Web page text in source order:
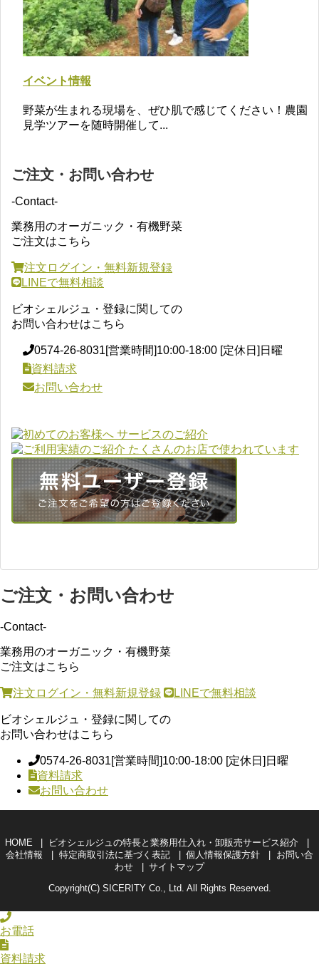
イベント情報
野菜が生まれる現場を、ぜひ肌で感じてください！農園
見学ツアーを随時開催して...
ご注文・お問い合わせ
-Contact-
業務用のオーガニック・有機野菜
ご注文はこちら
注文ログイン・無料新規登録
LINEで無料相談
ビオシェルジュ・登録に関しての
お問い合わせはこちら
0574-26-8031[営業時間]10:00-18:00 [定休日]日曜
資料請求
お問い合わせ
ご注文・お問い合わせ
-Contact-
業務用のオーガニック・有機野菜
ご注文はこちら
注文ログイン・無料新規登録 LINEで無料相談
ビオシェルジュ・登録に関しての
お問い合わせはこちら
0574-26-8031[営業時間]10:00-18:00 [定休日]日曜
資料請求
お問い合わせ
HOME
ビオシェルジュの特長と業務用仕入れ・卸販売サービス紹介
会社情報
特定商取引法に基づく表記 個人情報保護方針
お問い合
わせ
サイトマップ
Copyright(C) SICERITY Co., Ltd. All Rights Reserved.
お電話
資料請求